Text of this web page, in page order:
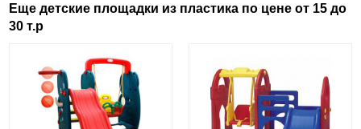
Еще детские площадки из пластика по цене от 15 до
30 т.р